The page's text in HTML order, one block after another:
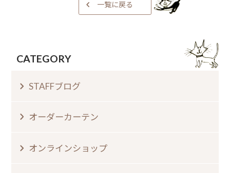
一覧に戻る
CATEGORY
STAFFブログ
オーダーカーテン
オンラインショップ